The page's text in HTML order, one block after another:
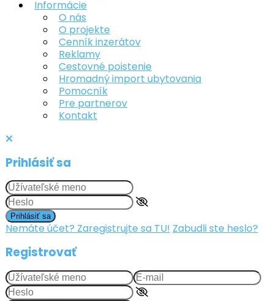
Informácie
O nás
O projekte
Cenník inzerátov
Reklamy
Cestovné poistenie
Hromadný import ubytovania
Pomocník
Pre partnerov
Kontakt
Prihlásiť sa
Prihlásiť sa
Nemáte účet? Zaregistrujte sa TU! Zabudli ste heslo?
Registrovať